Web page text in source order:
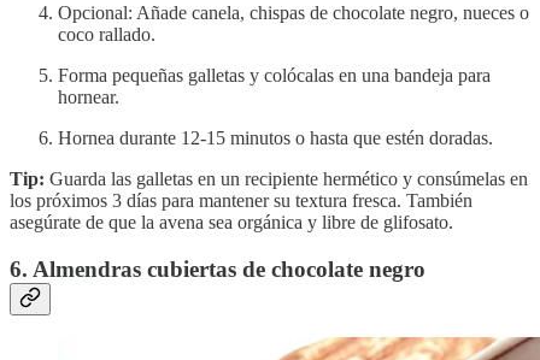
Opcional: Añade canela, chispas de chocolate negro, nueces o
coco rallado.
Forma pequeñas galletas y colócalas en una bandeja para
hornear.
Hornea durante 12-15 minutos o hasta que estén doradas.
Tip: Guarda las galletas en un recipiente hermético y consúmelas en
los próximos 3 días para mantener su textura fresca. También
asegúrate de que la avena sea orgánica y libre de glifosato.
6. Almendras cubiertas de chocolate negro